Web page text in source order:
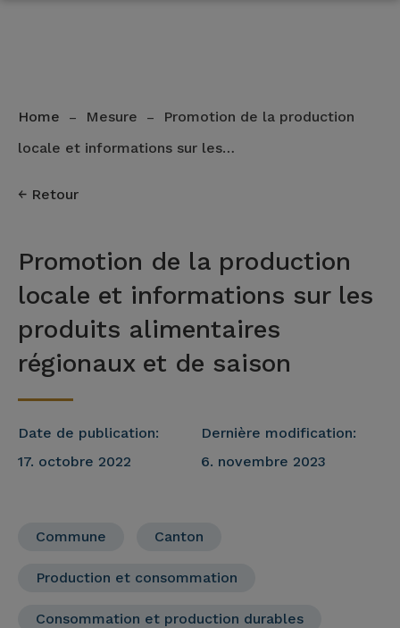
Home – Mesure –
Promotion de la production
locale et informations sur les…
Retour
Promotion de la production
locale et informations sur les
produits alimentaires
régionaux et de saison
Date de publication:
17. octobre 2022
Dernière modification:
6. novembre 2023
Commune Canton
Production et consommation
Consommation et production durables